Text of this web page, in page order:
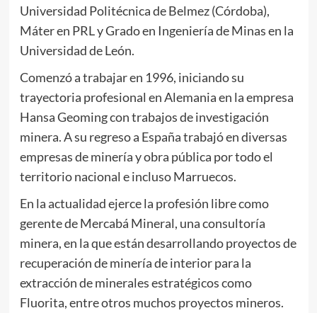
Universidad Politécnica de Belmez (Córdoba),
Máter en PRL y Grado en Ingeniería de Minas en la
Universidad de León.
Comenzó a trabajar en 1996, iniciando su
trayectoria profesional en Alemania en la empresa
Hansa Geoming con trabajos de investigación
minera. A su regreso a España trabajó en diversas
empresas de minería y obra pública por todo el
territorio nacional e incluso Marruecos.
En la actualidad ejerce la profesión libre como
gerente de Mercabá Mineral, una consultoría
minera, en la que están desarrollando proyectos de
recuperación de minería de interior para la
extracción de minerales estratégicos como
Fluorita, entre otros muchos proyectos mineros.